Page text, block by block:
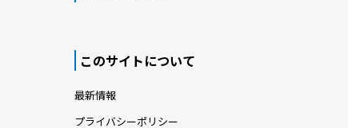
このサイトについて
最新情報
プライバシーポリシー